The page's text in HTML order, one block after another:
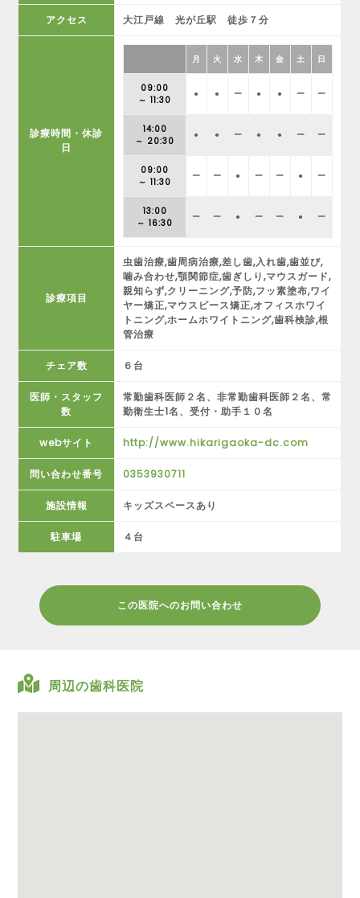
アクセス 大江戸線 光が丘駅 徒歩７分
診療時間・休診
日
月 火 水 木 金 土 日
09:00
～ 11:30
● ● ー ● ● ー ー
14:00
～ 20:30
● ● ー ● ● ー ー
09:00
～ 11:30
ー ー ● ー ー ● ー
13:00
～ 16:30
ー ー ● ー ー ● ー
診療項目
虫歯治療,歯周病治療,差し歯,入れ歯,歯並び,
噛み合わせ,顎関節症,歯ぎしり,マウスガード,
親知らず,クリーニング,予防,フッ素塗布,ワイ
ヤー矯正,マウスピース矯正,オフィスホワイ
トニング,ホームホワイトニング,歯科検診,根
管治療
チェア数 ６台
医師・スタッフ
数
常勤歯科医師２名、非常勤歯科医師２名、常
勤衛生士1名、受付・助手１０名
webサイト http://www.hikarigaoka-dc.com
問い合わせ番号 0353930711
施設情報 キッズスペースあり
駐車場 ４台
この医院へのお問い合わせ
周辺の歯科医院